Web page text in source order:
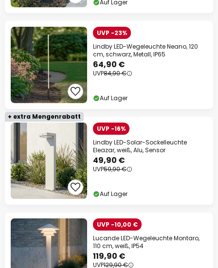
Auf Lager
UVP -23%
Lindby LED-Wegeleuchte Neano, 120
cm, schwarz, Metall, IP65
64,90 €
UVP84,90 €
Auf Lager
+ extra Mengenrabatt
UVP -16%
Lindby LED-Solar-Sockelleuchte
Eleazar, weiß, Alu, Sensor
49,90 €
UVP59,90 €
Auf Lager
UVP -10,00 €
Lucande LED-Wegeleuchte Montaro,
110 cm, weiß, IP54
119,90 €
UVP129,90 €